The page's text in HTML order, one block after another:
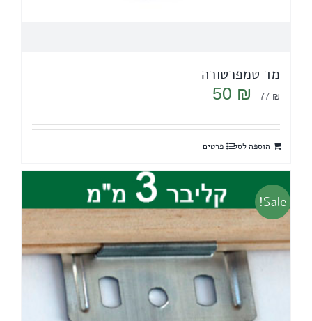
מד טמפרטורה
77₪
המחיר
היה:
77 ₪.
50 ₪
הוא:
50 ₪.
הוספה לסל פרטים
Sale!